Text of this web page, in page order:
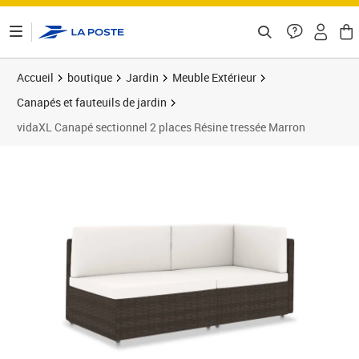
Accueil boutique Jardin
Meuble Extérieur
Canapés et fauteuils de jardin
vidaXL Canapé sectionnel 2 places Résine tressée Marron